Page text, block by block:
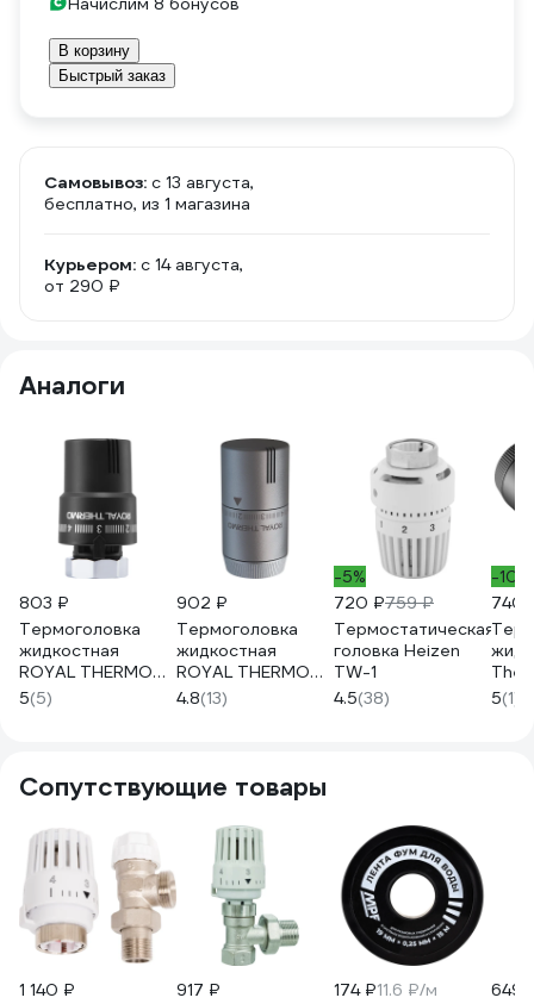
В корзину
Быстрый заказ
Самовывоз: c 13 августа,
бесплатно, из 1 магазина
Курьером: c 14 августа,
от 290 ₽
Аналоги
803 ₽
Термоголовка
жидкостная
ROYAL THERMO
М30x1,5 (черный)
НС-1488979
5(5)
902 ₽
Термоголовка
жидкостная
ROYAL THERMO
Design М30x1,5
(серебристый)
4.8(13)
-5%
720 ₽759 ₽
Термостатическая
головка Heizen
TW-1
4.5(38)
-10%
740
НС-
5(1)
Сопутствующие товары
1 140 ₽
917 ₽
174 ₽11.6 ₽/м
649